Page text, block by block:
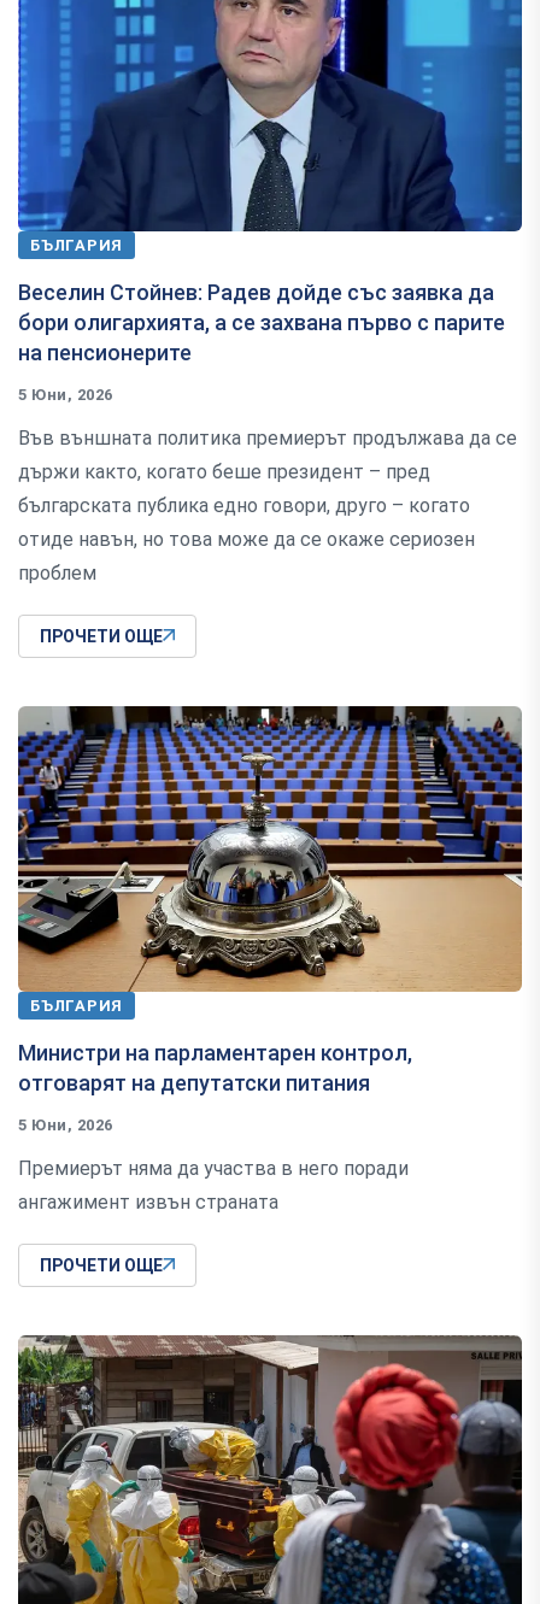
БЪЛГАРИЯ
Веселин Стойнев: Радев дойде със заявка да
бори олигархията, а се захвана първо с парите
на пенсионерите
5 Юни, 2026
Във външната политика премиерът продължава да се
държи както, когато беше президент – пред
българската публика едно говори, друго – когато
отиде навън, но това може да се окаже сериозен
проблем
ПРОЧЕТИ ОЩЕ
БЪЛГАРИЯ
Министри на парламентарен контрол,
отговарят на депутатски питания
5 Юни, 2026
Премиерът няма да участва в него поради
ангажимент извън страната
ПРОЧЕТИ ОЩЕ